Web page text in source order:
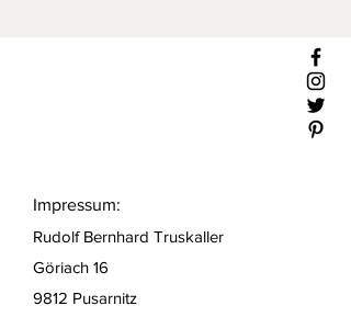
Impressum:
Rudolf Bernhard Truskaller
Göriach 16
9812 Pusarnitz